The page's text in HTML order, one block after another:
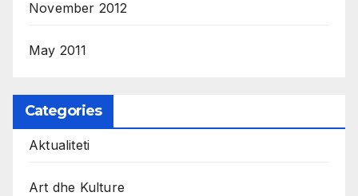
November 2012
May 2011
Categories
Aktualiteti
Art dhe Kulture